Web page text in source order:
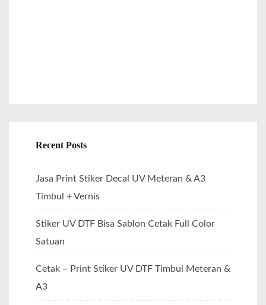
Recent Posts
Jasa Print Stiker Decal UV Meteran & A3
Timbul + Vernis
Stiker UV DTF Bisa Sablon Cetak Full Color
Satuan
Cetak – Print Stiker UV DTF Timbul Meteran &
A3